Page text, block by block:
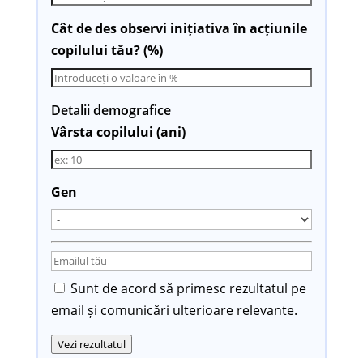
Cât de des observi inițiativa în acțiunile
copilului tău? (%)
Detalii demografice
Vârsta copilului (ani)
Gen
Sunt de acord să primesc rezultatul pe
email și comunicări ulterioare relevante.
Vezi rezultatul